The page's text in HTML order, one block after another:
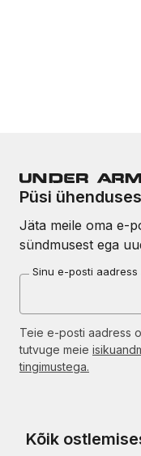
Püsi ühenduses
Jäta meile oma e-
sündmusest ega
Sinu e-posti aadress
Teie e-posti aadress
tutvuge meie
tingimustega.
Kõik